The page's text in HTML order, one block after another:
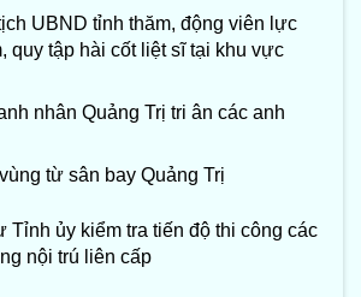
UBND tỉnh thăm, động viên lực
quy tập hài cốt liệt sĩ tại khu vực
nhân Quảng Trị tri ân các anh
từ sân bay Quảng Trị
Tỉnh ủy kiểm tra tiến độ thi công các
nội trú liên cấp